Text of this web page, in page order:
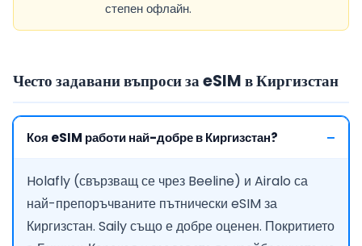
степен офлайн.
Често задавани въпроси за eSIM в Киргизстан
Коя eSIM работи най-добре в Киргизстан?
Holafly (свързващ се чрез Beeline) и Airalo са
най-препоръчваните пътнически eSIM за
Киргизстан. Saily също е добре оценен. Покритието